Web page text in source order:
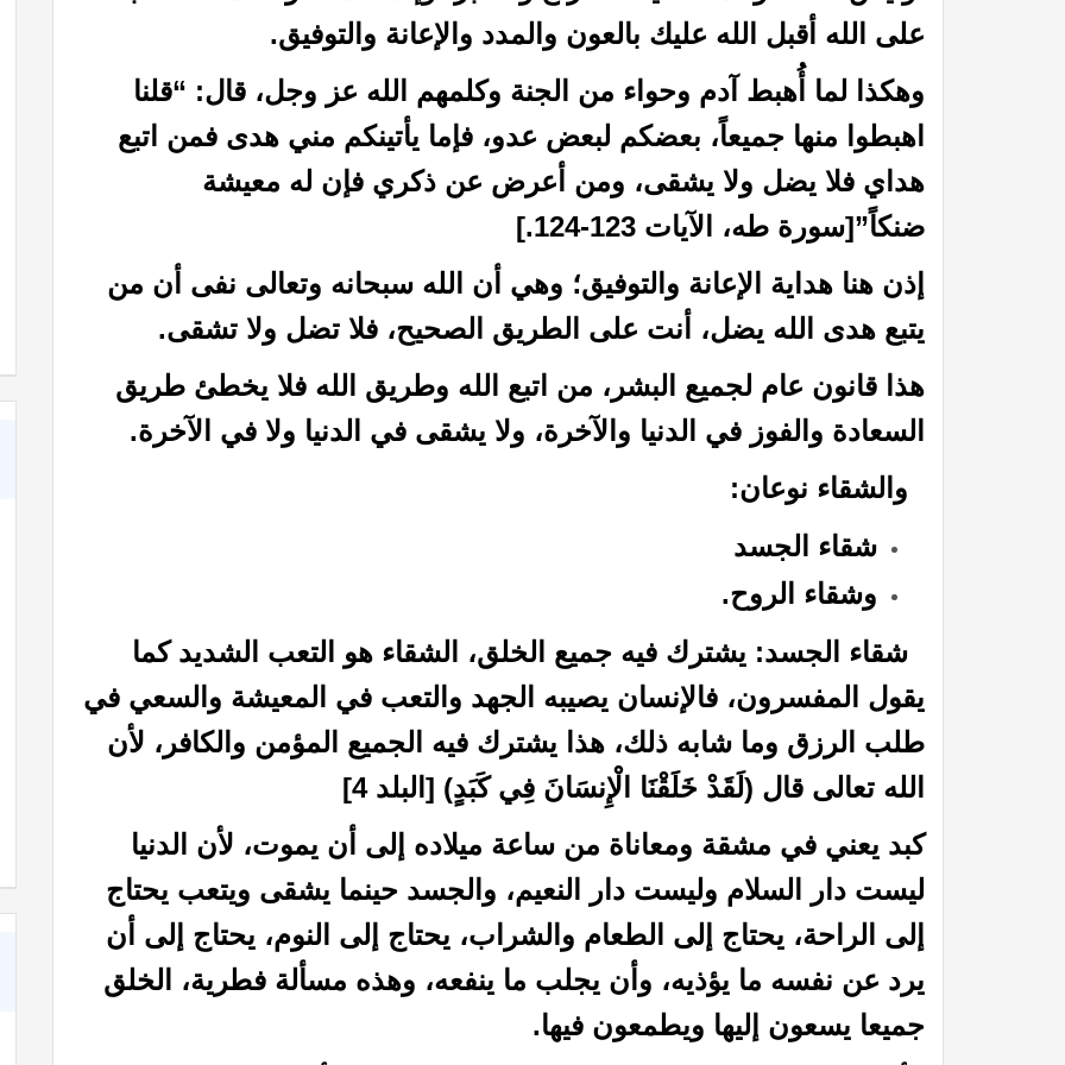
على الله أقبل الله عليك بالعون والمدد والإعانة والتوفيق.
وهكذا لما أُهبط آدم وحواء من الجنة وكلمهم الله عز وجل، قال: “قلنا
اهبطوا منها جميعاً، بعضكم لبعض عدو، فإما يأتينكم مني هدى فمن اتبع
هداي فلا يضل ولا يشقى، ومن أعرض عن ذكري فإن له معيشة
ضنكاً”[سورة طه، الآيات 123-124.]
إذن هنا هداية الإعانة والتوفيق؛ وهي أن الله سبحانه وتعالى نفى أن من
يتبع هدى الله يضل، أنت على الطريق الصحيح، فلا تضل ولا تشقى.
هذا قانون عام لجميع البشر، من اتبع الله وطريق الله فلا يخطئ طريق
السعادة والفوز في الدنيا والآخرة، ولا يشقى في الدنيا ولا في الآخرة.
والشقاء نوعان:
شقاء الجسد
وشقاء الروح.
شقاء الجسد: يشترك فيه جميع الخلق، الشقاء هو التعب الشديد كما
يقول المفسرون، فالإنسان يصيبه الجهد والتعب في المعيشة والسعي في
طلب الرزق وما شابه ذلك، هذا يشترك فيه الجميع المؤمن والكافر، لأن
الله تعالى قال (لَقَدْ خَلَقْنَا الْإِنسَانَ فِي كَبَدٍ) [البلد 4]
كبد يعني في مشقة ومعاناة من ساعة ميلاده إلى أن يموت، لأن الدنيا
ليست دار السلام وليست دار النعيم، والجسد حينما يشقى ويتعب يحتاج
إلى الراحة، يحتاج إلى الطعام والشراب، يحتاج إلى النوم، يحتاج إلى أن
يرد عن نفسه ما يؤذيه، وأن يجلب ما ينفعه، وهذه مسألة فطرية، الخلق
جميعا يسعون إليها ويطمعون فيها.
عظمة الله رب العالمين: (25) قال الله عز وجل : يؤذيني ابن آدم يسب الدهر كتاب خواطر إيمانية حول عظمة الله رب العالمين
على كثير ممن لبس الثياب أوباما من صحابة الرسول ؟؟!!